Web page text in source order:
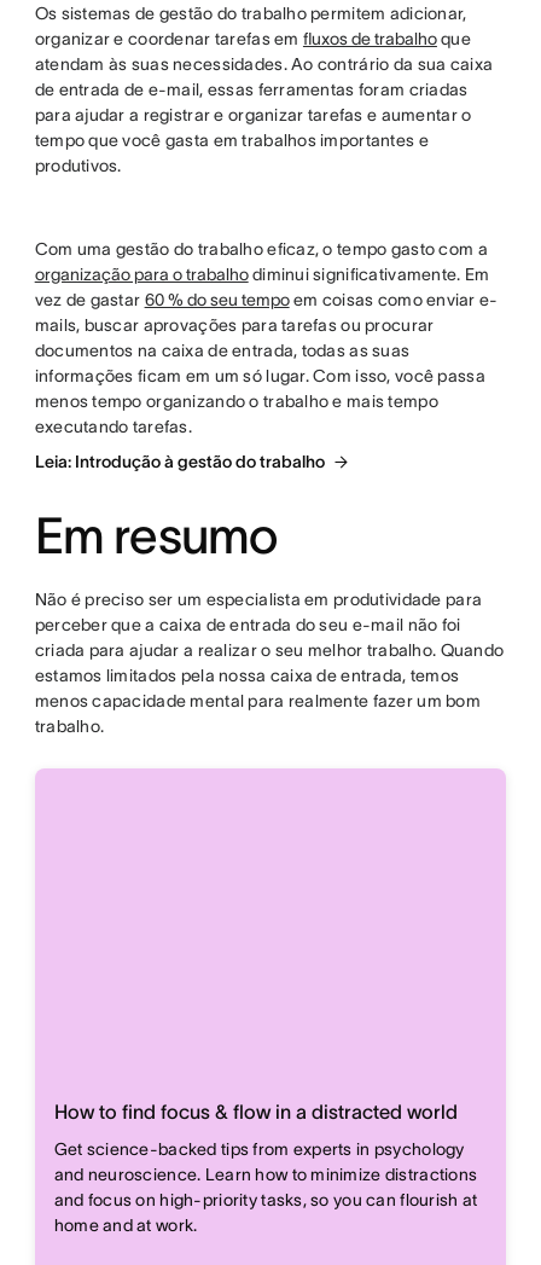
Os sistemas de gestão do trabalho permitem adicionar,
organizar e coordenar tarefas em fluxos de trabalhoque
atendam às suas necessidades. Ao contrário da sua caixa
de entrada de e-mail, essas ferramentas foram criadas
para ajudar a registrar e organizar tarefas e aumentar o
tempo que você gasta em trabalhos importantes e
produtivos.
Com uma gestão do trabalho eficaz, o tempo gasto com a
organização para o trabalhodiminui significativamente. Em
vez de gastar 60 % do seu tempoem coisas como enviar e-
mails, buscar aprovações para tarefas ou procurar
documentos na caixa de entrada, todas as suas
informações ficam em um só lugar. Com isso, você passa
menos tempo organizando o trabalho e mais tempo
executando tarefas.
Leia: Introdução à gestão do trabalho
Em resumo
Não é preciso ser um especialista em produtividade para
perceber que a caixa de entrada do seu e-mail não foi
criada para ajudar a realizar o seu melhor trabalho. Quando
estamos limitados pela nossa caixa de entrada, temos
menos capacidade mental para realmente fazer um bom
trabalho.
How to find focus & flow in a distracted world
Get science-backed tips from experts in psychology
and neuroscience. Learn how to minimize distractions
and focus on high-priority tasks, so you can flourish at
home and at work.